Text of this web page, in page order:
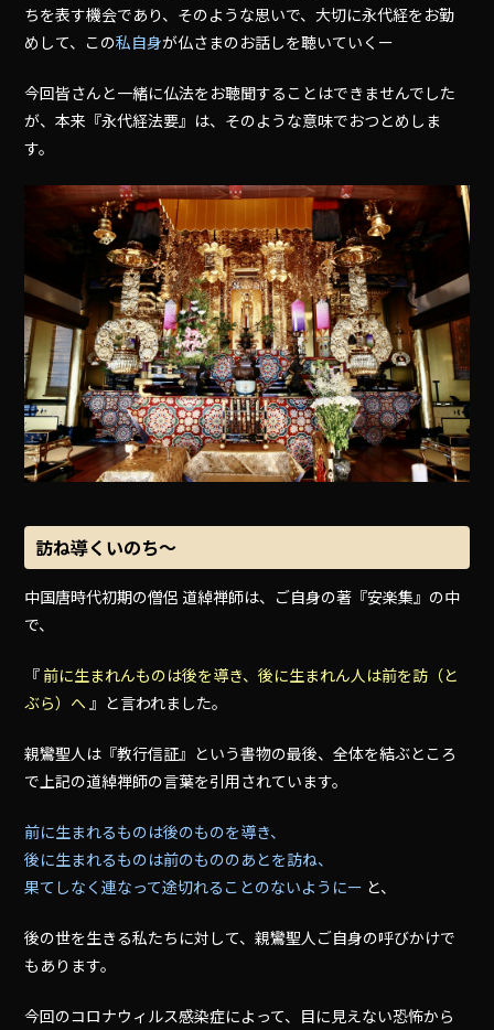
ちを表す機会であり、そのような思いで、大切に永代経をお勤
めして、この私自身が仏さまのお話しを聴いていくー
今回皆さんと一緒に仏法をお聴聞することはできませんでした
が、本来『永代経法要』は、そのような意味でおつとめしま
す。
訪ね導くいのち〜
中国唐時代初期の僧侶 道綽禅師は、ご自身の著『安楽集』の中
で、
『 前に生まれんものは後を導き、後に生まれん人は前を訪（と
ぶら）へ 』と言われました。
親鸞聖人は『教行信証』という書物の最後、全体を結ぶところ
で上記の道綽禅師の言葉を引用されています。
前に生まれるものは後のものを導き、
後に生まれるものは前のもののあとを訪ね、
果てしなく連なって途切れることのないようにー と、
後の世を生きる私たちに対して、親鸞聖人ご自身の呼びかけで
もあります。
今回のコロナウィルス感染症によって、目に見えない恐怖から